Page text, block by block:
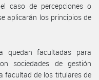
caso de percepciones o
aplicarán los principios de
quedan facultadas para
sociedades de gestión
facultad de los titulares de